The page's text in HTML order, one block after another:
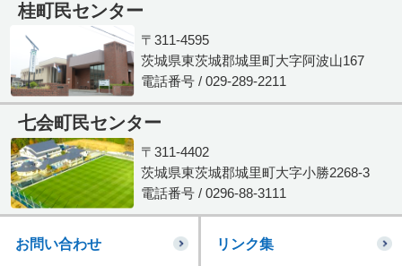
桂町民センター
〒311-4595
茨城県東茨城郡城里町大字阿波山167
電話番号 / 029-289-2211
七会町民センター
〒311-4402
茨城県東茨城郡城里町大字小勝2268-3
電話番号 / 0296-88-3111
お問い合わせ リンク集